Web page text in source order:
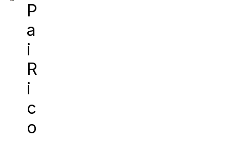
P
a
i
R
i
c
o